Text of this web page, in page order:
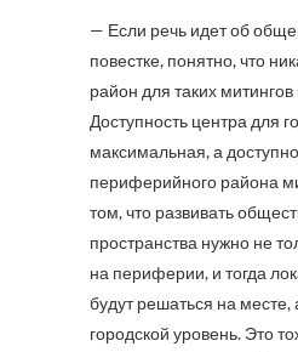
— Если речь идет об
повестке, понятно, что
район для таких митингов
Доступность центра для
максимальная, а
периферийного района
том, что развивать
пространства нужно не
на периферии, и тогда
будут решаться на месте,
городской уровень. Это